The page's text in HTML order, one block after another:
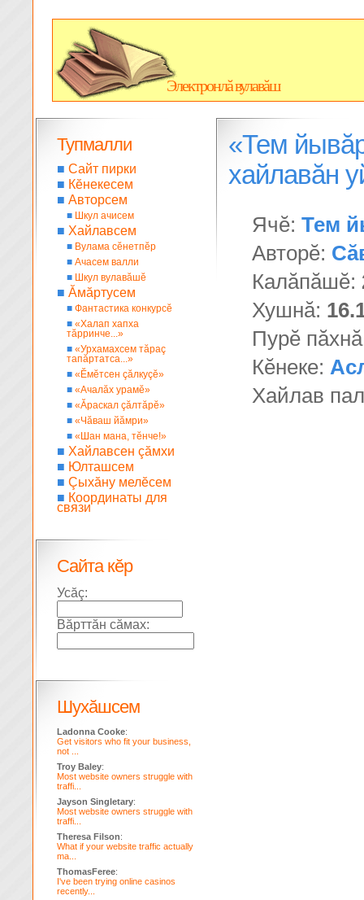
Электронлă вулавăш
«Тем
хайлавăн
Ячĕ: Тем
Авторĕ:
Калăпăшĕ:
Хушнă:
Пурĕ
Кĕнеке:
Хайлав
Тупмалли
■ Сайт пирки
■ Кĕнекесем
■ Авторсем
■ Шкул ачисем
■ Хайлавсем
■ Вулама сĕнетпĕр
■ Ачасем валли
■ Шкул вулавăшĕ
■ Ăмăртусем
■ Фантастика конкурсĕ
■ «Халап хапха
тăрринче...»
■ «Урхамахсем тăраç
тапăртатса...»
■ «Ĕмĕтсен çăлкуçĕ»
■ «Ачалăх урамĕ»
■ «Ăраскал çăлтăрĕ»
■ «Чăваш йăмри»
■ «Шан мана, тĕнче!»
■ Хайлавсен çăмхи
■ Юлташсем
■ Çыхăну мелĕсем
■ Координаты для
связи
Сайта кĕр
Усăç:
Вăрттăн сăмах:
Шухăшсем
Ladonna Cooke:
Get visitors who fit your business,
not ...
Troy Baley:
Most website owners struggle with
traffi...
Jayson Singletary:
Most website owners struggle with
traffi...
Theresa Filson:
What if your website traffic actually
ma...
ThomasFeree:
I've been trying online casinos
recently...